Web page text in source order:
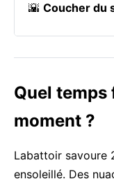
🌇 Coucher du
Quel
moment ?
Labattoir savoure
ensoleillé. Des